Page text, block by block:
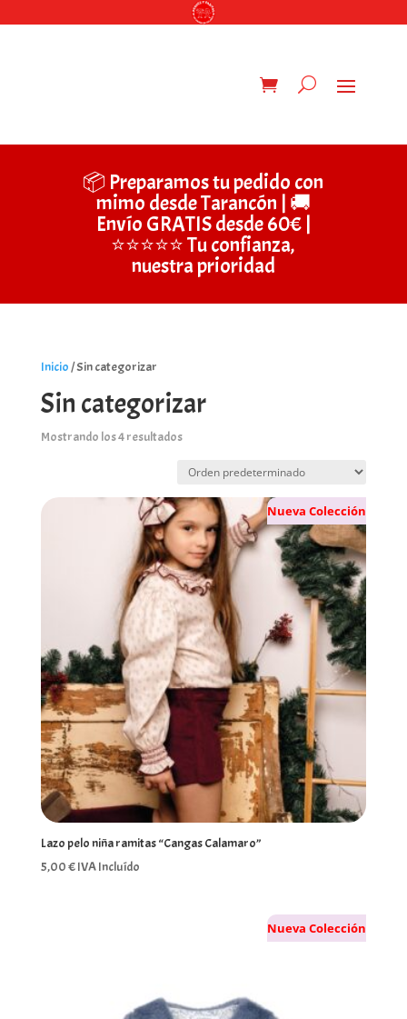
📦 Preparamos tu pedido con
mimo desde Tarancón | 🚚
Envío GRATIS desde 60€ |
⭐⭐⭐⭐⭐ Tu confianza,
nuestra prioridad
Inicio/ Sin categorizar
Sin categorizar
Mostrando los 4 resultados
Nueva Colección
Lazo pelo niña ramitas “Cangas Calamaro”
5,00€IVA Incluído
Nueva Colección